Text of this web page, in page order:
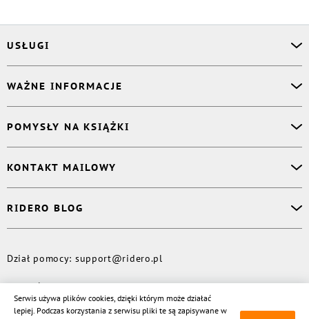
USŁUGI
Korektor
Projektant okładki
Druk Twojej książki
Publikacja
WAŻNE INFORMACJE
Książki Ridero
Pomoc
Polityka prywatności
POMYSŁY NA KSIĄŻKI
Dzienniczek malucha
Książka eksperta
Wydaj tomik poezji
KONTAKT MAILOWY
Kontakt dla mediów
RIDERO BLOG
Więcej
© Rideró, 2013—2026
Dział pomocy: support@ridero.pl
Serwis używa plików cookies, dzięki którym może działać
lepiej. Podczas korzystania z serwisu pliki te są zapisywane w